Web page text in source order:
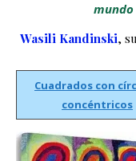
Wasili Kandinski,
Cuadrados con
concéntricos